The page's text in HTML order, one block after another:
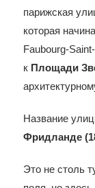
парижская
которая
Faubourg-
к Площади
Название
Фридланде
Это не столь